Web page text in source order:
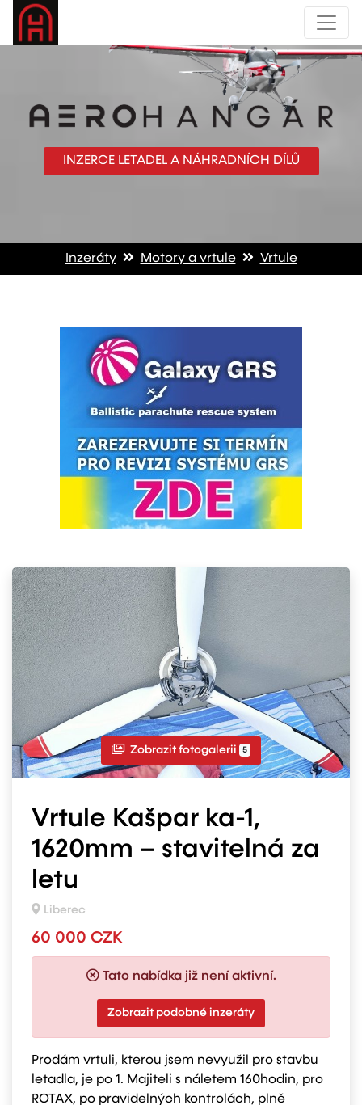
INZERCE LETADEL A NÁHRADNÍCH DÍLŮ
Inzeráty Motory a vrtule Vrtule
Zobrazit fotogalerii 5
Vrtule Kašpar ka-1,
1620mm – stavitelná za
letu
Liberec
60 000 CZK
Tato nabídka již není aktivní.
Zobrazit podobné inzeráty
Prodám vrtuli, kterou jsem nevyužil pro stavbu
letadla, je po 1. Majiteli s náletem 160hodin, pro
ROTAX, po pravidelných kontrolách, plně